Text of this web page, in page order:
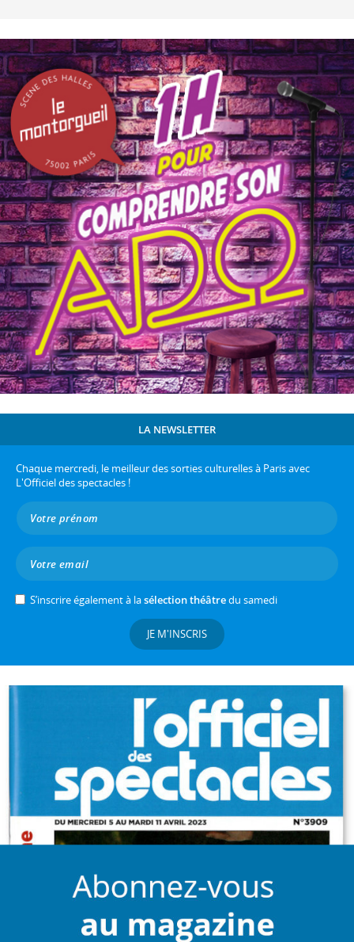
LA NEWSLETTER
Chaque mercredi, le meilleur des sorties culturelles à Paris avec
L'Officiel des spectacles !
S’inscrire également à lasélection théâtredu samedi
JE M'INSCRIS